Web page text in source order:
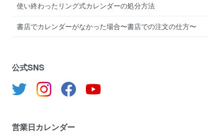
使い終わったリング式カレンダーの処分方法
書店でカレンダーがなかった場合〜書店での注文の仕方〜
公式SNS
営業日カレンダー